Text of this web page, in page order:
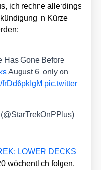
ich rech­ne aller­dings
in Kür­ze
Has Gone Befo­re
August 6, only on
frDd6pkIgM pic​.twit​ter​
LOWER DECKS
wöchent­lich fol­gen.